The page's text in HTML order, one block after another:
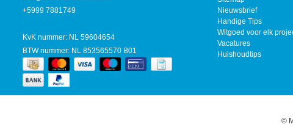
+5999 7881749
KvK nummer: NL 59604654
BTW nummer: NL 853565570 B01
Nieuwsbrief
Handige Tips
Witgoed voor elk
Vacatures
Huishoudtips
©